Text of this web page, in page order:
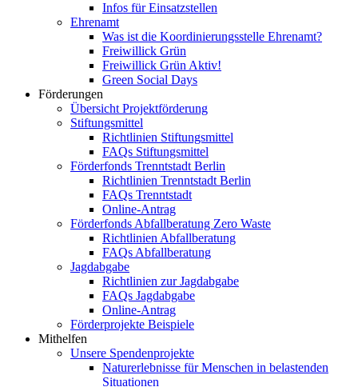
Infos für Einsatzstellen
Ehrenamt
Was ist die Koordinierungsstelle Ehrenamt?
Freiwillick Grün
Freiwillick Grün Aktiv!
Green Social Days
Förderungen
Übersicht Projektförderung
Stiftungsmittel
Richtlinien Stiftungsmittel
FAQs Stiftungsmittel
Förderfonds Trenntstadt Berlin
Richtlinien Trenntstadt Berlin
FAQs Trenntstadt
Online-Antrag
Förderfonds Abfallberatung Zero Waste
Richtlinien Abfallberatung
FAQs Abfallberatung
Jagdabgabe
Richtlinien zur Jagdabgabe
FAQs Jagdabgabe
Online-Antrag
Förderprojekte Beispiele
Mithelfen
Unsere Spendenprojekte
Naturerlebnisse für Menschen in belastenden
Situationen